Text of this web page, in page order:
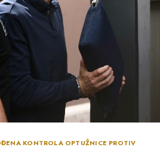
KONTROLA OPTUŽNICE PROTIV